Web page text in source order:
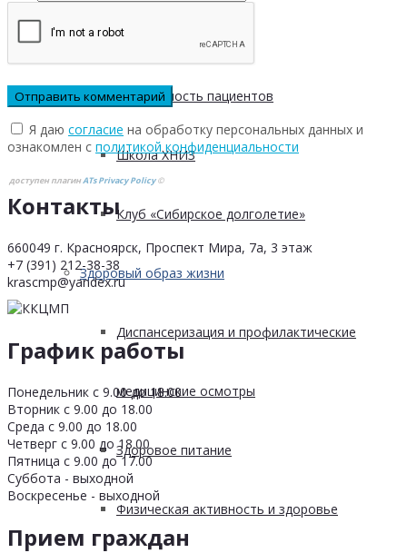
Гепатита С
Безопасность пациентов
Школа ХНИЗ
Клуб «Сибирское долголетие»
Здоровый образ жизни
Диспансеризация и профилактические
медицинские осмотры
Здоровое питание
Физическая активность и здоровье
Я даю согласие на обработку персональных данных и
ознакомлен с политикой конфиденциальности
доступен плагинATs Privacy Policy©
Контакты
660049 г. Красноярск, Проспект Мира, 7а, 3 этаж
+7 (391) 212-38-38
krascmp@yandex.ru
График работы
Понедельник с 9.00 до 18.00
Вторник с 9.00 до 18.00
Среда с 9.00 до 18.00
Четверг с 9.00 до 18.00
Пятница с 9.00 до 17.00
Суббота - выходной
Воскресенье - выходной
Прием граждан